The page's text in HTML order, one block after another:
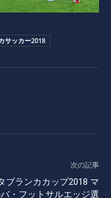
サッカー2018
次の記事
ブランカカップ2018 マ
・フットサルエッジ選